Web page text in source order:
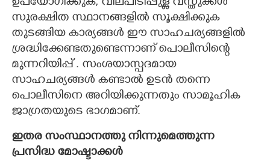
സുരക്ഷിത സ്ഥാനങ്ങളിൽ സൂക്ഷിക്കുക
തുടങ്ങിയ കാര്യങ്ങൾ ഈ സാഹചര്യങ്ങളിൽ
ശ്രദ്ധിക്കേണ്ടതുണ്ടെന്നാണ് പൊലീസിന്റെ
മുന്നറിയിപ്പ് . സംശയാസ്പദമായ
സാഹചര്യങ്ങൾ കണ്ടാൽ ഉടൻ തന്നെ
പൊലീസിനെ അറിയിക്കുന്നതും സാമൂഹിക
ജാഗ്രതയുടെ ഭാഗമാണ്.
ഇതര സംസ്ഥാനത്തു നിന്നുമെത്തുന്ന
പ്രസിദ്ധ മോഷ്ടാക്കൾ